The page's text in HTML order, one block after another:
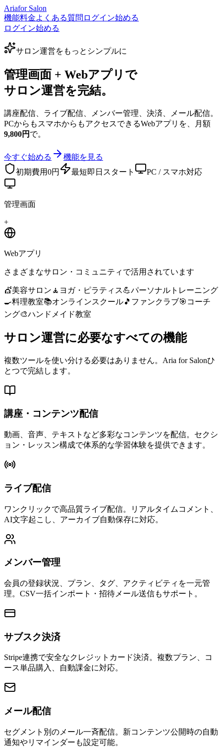
Ariafor Salon
機能料金よくある質問 ログイン始める
ログイン始める
サロン運営をもっとシンプルに
管理画面 + Webアプリで
サロン運営を完結。
講座配信、ライブ配信、メンバー管理、決済、メール配信。
PCからもスマホからもアクセスできるWebアプリを、月額
9,800円 で。
今すぐ始める
機能を見る
初期費用0円
最短即日スタート PC / スマホ対応
管理画面
+
Webアプリ
さまざまなサロン・コミュニティで活用されています
💇美容サロン 🧘 ヨガ・ピラティス💪パーソナルトレーニング
🍳料理教室📚オンラインスクール🎵 ファンクラブ🎯 コーチ
ング🎨ハンドメイド教室
サロン運営に必要なすべての機能
複数ツールを使い分ける必要はありません。Aria for Salonひ
とつで完結します。
講座・コンテンツ配信
動画、音声、テキストなど多彩なコンテンツを配信。セクシ
ョン・レッスン構成で体系的な学習体験を提供できます。
ライブ配信
ワンクリックで高品質ライブ配信。リアルタイムコメント、
AI文字起こし、アーカイブ自動保存に対応。
メンバー管理
会員の登録状況、プラン、タグ、アクティビティを一元管
理。CSV一括インポート・招待メール送信もサポート。
サブスク決済
Stripe連携で安全なクレジットカード決済。複数プラン、コ
ース単品購入、自動課金に対応。
メール配信
セグメント別のメール一斉配信。新コンテンツ公開時の自動
通知やリマインダーも設定可能。